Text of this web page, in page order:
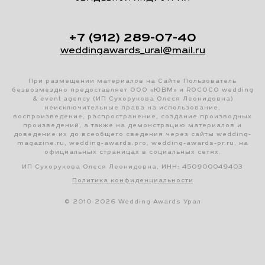
+7 (912) 289-07-40
weddingawards_ural@mail.ru
При размещении материалов на Сайте Пользователь
безвозмездно предоставляет ООО «ЮВМ» и ROCOCO wedding
& event agency (ИП Сухорукова Олеся Леонидовна)
неисключительные права на использование,
воспроизведение, распространение, создание производных
произведений, а также на демонстрацию материалов и
доведение их до всеобщего сведения через сайты wedding-
magazine.ru, wedding-awards.pro, wedding-awards-pr.ru, на
официальных страницах в социальных сетях.
ИП Сухорукова Олеся Леонидовна, ИНН: 450900049403
Политика конфиденциальности
© 2010-2026 Wedding Awards Урал